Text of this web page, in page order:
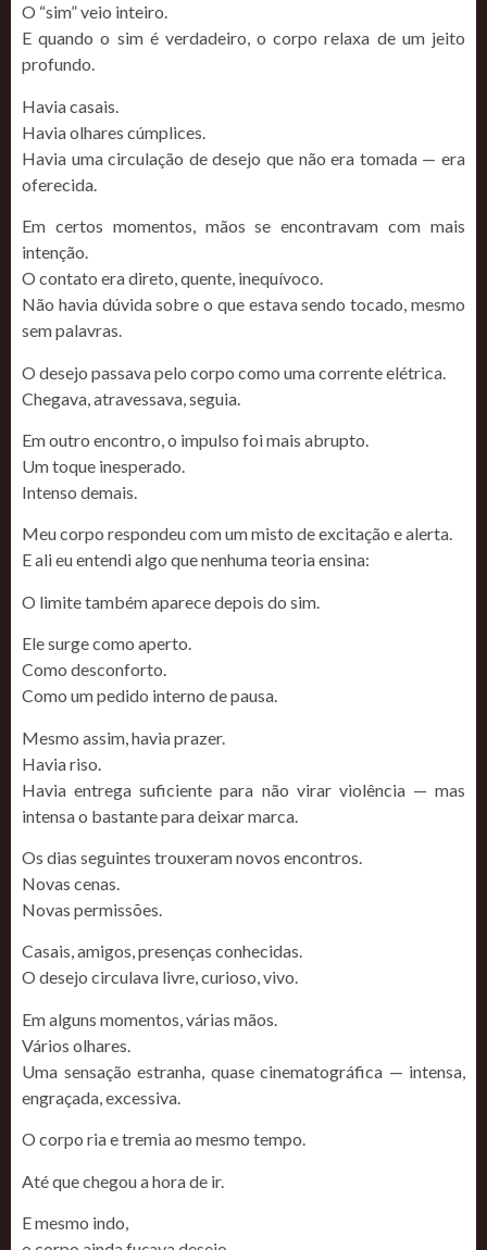
O “sim” veio inteiro.
E quando o sim é verdadeiro, o corpo relaxa de um jeito
profundo.
Havia casais.
Havia olhares cúmplices.
Havia uma circulação de desejo que não era tomada — era
oferecida.
Em certos momentos, mãos se encontravam com mais
intenção.
O contato era direto, quente, inequívoco.
Não havia dúvida sobre o que estava sendo tocado, mesmo
sem palavras.
O desejo passava pelo corpo como uma corrente elétrica.
Chegava, atravessava, seguia.
Em outro encontro, o impulso foi mais abrupto.
Um toque inesperado.
Intenso demais.
Meu corpo respondeu com um misto de excitação e alerta.
E ali eu entendi algo que nenhuma teoria ensina:
O limite também aparece depois do sim.
Ele surge como aperto.
Como desconforto.
Como um pedido interno de pausa.
Mesmo assim, havia prazer.
Havia riso.
Havia entrega suficiente para não virar violência — mas
intensa o bastante para deixar marca.
Os dias seguintes trouxeram novos encontros.
Novas cenas.
Novas permissões.
Casais, amigos, presenças conhecidas.
O desejo circulava livre, curioso, vivo.
Em alguns momentos, várias mãos.
Vários olhares.
Uma sensação estranha, quase cinematográfica — intensa,
engraçada, excessiva.
O corpo ria e tremia ao mesmo tempo.
Até que chegou a hora de ir.
E mesmo indo,